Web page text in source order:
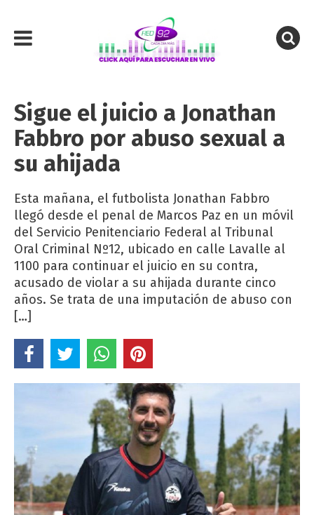
Sigue el juicio a Jonathan
Fabbro por abuso sexual a
su ahijada
Esta mañana, el futbolista Jonathan Fabbro
llegó desde el penal de Marcos Paz en un móvil
del Servicio Penitenciario Federal al Tribunal
Oral Criminal Nº12, ubicado en calle Lavalle al
1100 para continuar el juicio en su contra,
acusado de violar a su ahijada durante cinco
años. Se trata de una imputación de abuso con
[…]